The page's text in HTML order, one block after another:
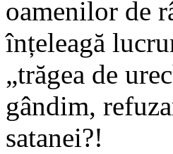
oamenilor de
înțeleagă
„trăgea de
gândim,
satanei?!